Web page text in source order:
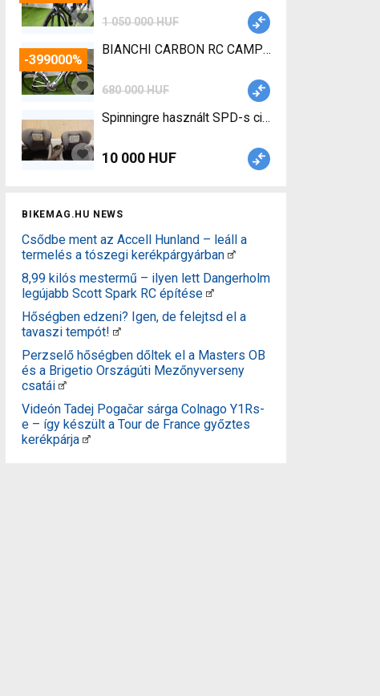
1 050 000 HUF
-399000%
680 000 HUF
Spinningre használt SPD-s cipő eladó 38 2/3
10 000 HUF
BIKEMAG.HU NEWS
Csődbe ment az Accell Hunland – leáll a
termelés a tószegi kerékpárgyárban
8,99 kilós mestermű – ilyen lett Dangerholm
legújabb Scott Spark RC építése
Hőségben edzeni? Igen, de felejtsd el a
tavaszi tempót!
Perzselő hőségben dőltek el a Masters OB
és a Brigetio Országúti Mezőnyverseny
csatái
Videón Tadej Pogačar sárga Colnago Y1Rs-
e – így készült a Tour de France győztes
kerékpárja